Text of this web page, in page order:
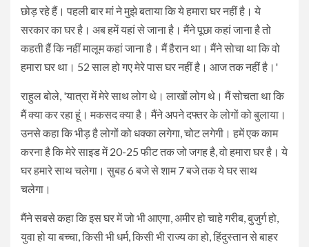
छोड़ रहे हैं। पहली बार मां ने मुझे बताया कि ये हमारा घर नहीं है। ये
सरकार का घर है। अब हमें यहां से जाना है। मैंने पूछा कहां जाना है तो
कहती हैं कि नहीं मालूम कहां जाना है। मैं हैरान था। मैंने सोचा था कि वो
हमारा घर था। 52 साल हो गए मेरे पास घर नहीं है। आज तक नहीं है।'
राहुल बोले, 'यात्रा में मेरे साथ लोग थे। लाखों लोग थे। मैं सोचता था कि
मैं क्या कर रहा हूं। मकसद क्या है। मैंने अपने दफ्तर के लोगों को बुलाया।
उनसे कहा कि भीड़ है लोगों को धक्का लगेगा, चोट लगेगी। हमें एक काम
करना है कि मेरे साइड में 20-25 फीट तक जो जगह है, वो हमारा घर है। ये
घर हमारे साथ चलेगा। सुबह 6 बजे से शाम 7 बजे तक ये घर साथ
चलेगा।
मैंने सबसे कहा कि इस घर में जो भी आएगा, अमीर हो चाहे गरीब, बुजुर्ग हो,
युवा हो या बच्चा, किसी भी धर्म, किसी भी राज्य का हो, हिंदुस्तान से बाहर